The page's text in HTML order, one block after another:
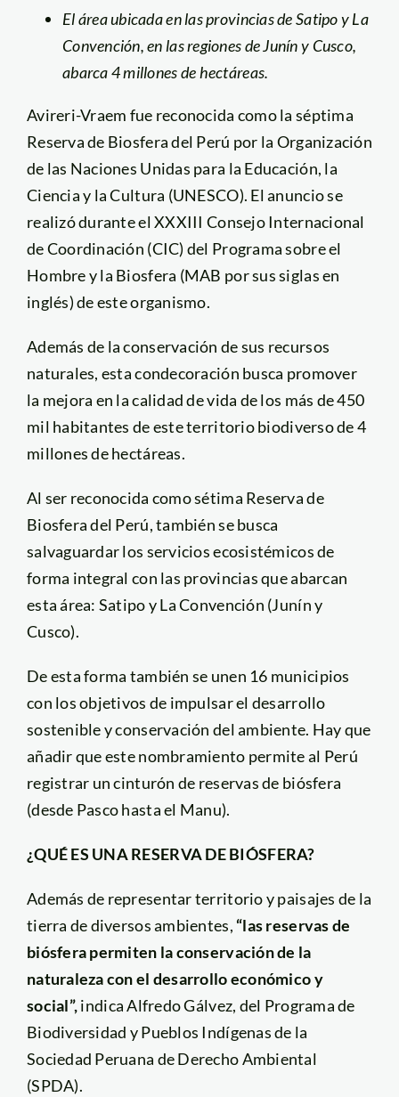
El área ubicada en las provincias de Satipo y La
Convención, en las regiones de Junín y Cusco,
abarca 4 millones de hectáreas.
Avireri-Vraem fue reconocida como la séptima
Reserva de Biosfera del Perú por la Organización
de las Naciones Unidas para la Educación, la
Ciencia y la Cultura (UNESCO). El anuncio se
realizó durante el XXXIII Consejo Internacional
de Coordinación (CIC) del Programa sobre el
Hombre y la Biosfera (MAB por sus siglas en
inglés) de este organismo.
Además de la conservación de sus recursos
naturales, esta condecoración busca promover
la mejora en la calidad de vida de los más de 450
mil habitantes de este territorio biodiverso de 4
millones de hectáreas.
Al ser reconocida como sétima Reserva de
Biosfera del Perú, también se busca
salvaguardar los servicios ecosistémicos de
forma integral con las provincias que abarcan
esta área: Satipo y La Convención (Junín y
Cusco).
De esta forma también se unen 16 municipios
con los objetivos de impulsar el desarrollo
sostenible y conservación del ambiente. Hay que
añadir que este nombramiento permite al Perú
registrar un cinturón de reservas de biósfera
(desde Pasco hasta el Manu).
¿QUÉ ES UNA RESERVA DE BIÓSFERA?
Además de representar territorio y paisajes de la
tierra de diversos ambientes, “las reservas de
biósfera permiten la conservación de la
naturaleza con el desarrollo económico y
social”,indica Alfredo Gálvez, del Programa de
Biodiversidad y Pueblos Indígenas de la
Sociedad Peruana de Derecho Ambiental
(SPDA).